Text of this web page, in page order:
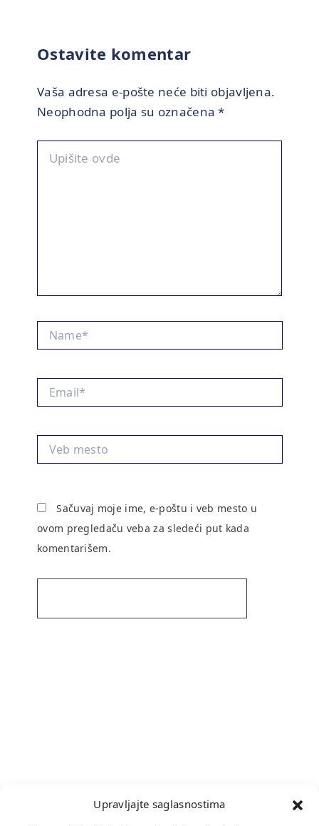
Upravljajte saglasnostima
Ostavite komentar
Vaša adresa e-pošte neće biti objavljena.
Neophodna polja su označena*
ovde
mesto
Sačuvaj moje ime, e-poštu i veb mesto u
ovom pregledaču veba za sledeći put kada
komentarišem.